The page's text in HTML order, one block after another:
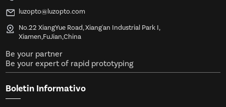
luzopto@luzopto.com
No.22 XiangYue Road, Xiang'an Industrial Park I,
Xiamen,FuJian,China
Be your partner
Be your expert of rapid prototyping
Boletin Informativo